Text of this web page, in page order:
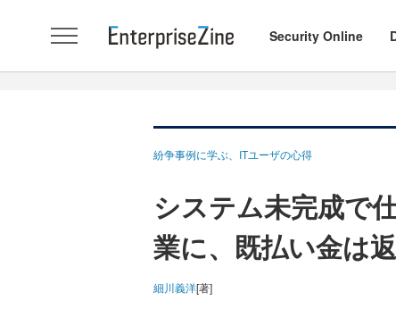
Security Online
紛争事例に学ぶ、ITユーザの心得
システム未完成で
業に、既払い金は
細川義洋[著]